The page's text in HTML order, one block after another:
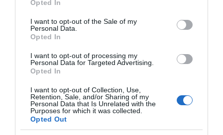
use your data for below specified purposes in below Google
consent section.
Opted In
I want to opt-out of the Sale of my
Personal Data.
Opted In
I want to opt-out of processing my
Personal Data for Targeted Advertising.
Opted In
I want to opt-out of Collection, Use,
Retention, Sale, and/or Sharing of my
Personal Data that Is Unrelated with the
Purposes for which it was collected.
Opted Out
Elettronica | Cellulari e accessori
349,90€
Motorola moto g87 con 3 anni
di garanzia (8/256GB,
6.78" Extreme AMOLED
120Hz, MediaTek Dimensity
6400, 5100mAh, TurboPower
30W, Android 16), PANTONE
Blue Atoll
in offerta 1.308,99€
Samsung Galaxy Z Flip8,
Selfie Camera 50MP, Now
Brief, Assistente Foto,
FlexWindow Personalizzata,
Batteria 4300 mAh, RAM